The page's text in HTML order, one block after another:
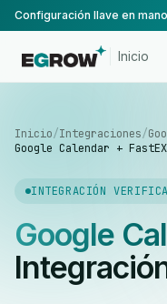
Inicio
Inicio/Integraciones/
Google Calendar + FastEX
INTEGRACIÓN
Google